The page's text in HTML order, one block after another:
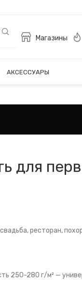
Магазины
АКСЕССУАРЫ
для
ресторан,
250-280 г/м² —